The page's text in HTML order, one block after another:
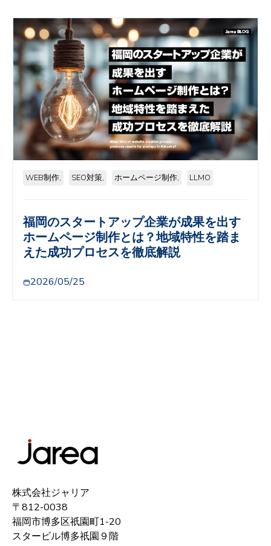
WEB制作, SEO対策, ホームページ制作, LLMO
福岡のスタートアップ企業が成果を出す
ホームページ制作とは？地域特性を踏ま
えた成功プロセスを徹底解説
2026/05/25
株式会社ジャリア
〒812-0038
福岡市博多区祇園町1-20
スタービル博多祇園９階